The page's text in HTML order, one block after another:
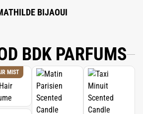
BIJAOUI
BDK PARFUMS
MIST